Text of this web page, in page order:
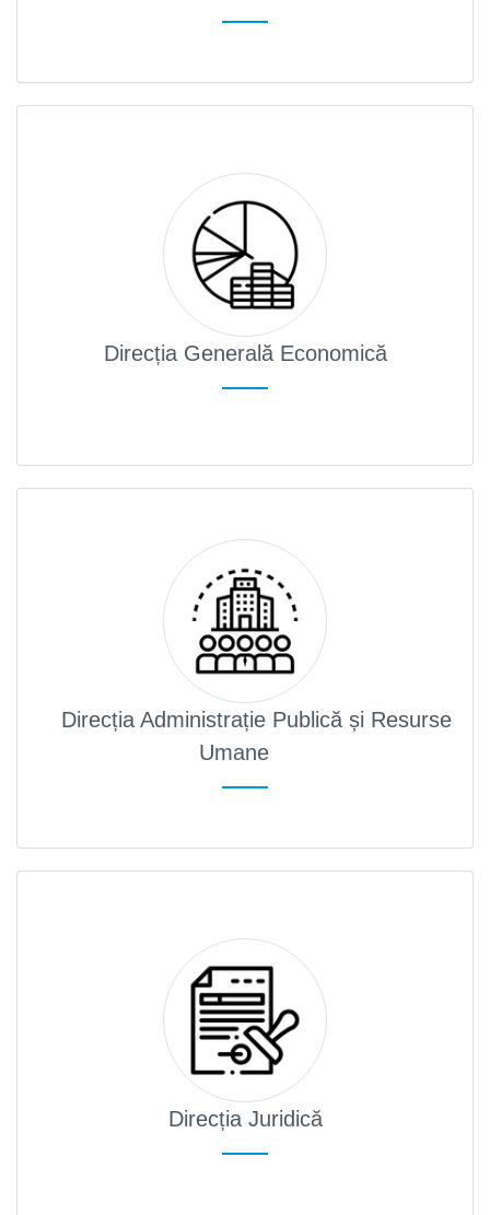
Direcția Generală Economică
Direcția Administrație Publică și Resurse
Umane
Direcția Juridică